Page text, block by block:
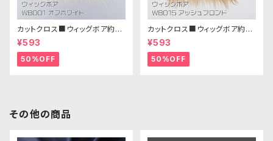
カットクロス■ウィッグボア約8c
m(オフホワイト)WB001 ボア生
地 25cm × 45cm
¥593
50%OFF
カットクロス■ウィッグボア約8c
m(アッシュブロンド)WB015 ボ
ア生地 25cm × 45cm
¥593
50%OFF
その他の商品